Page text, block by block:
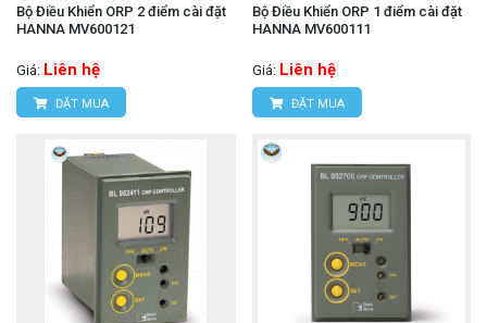
Bộ Điều Khiển ORP 2 điểm cài đặt
HANNA MV600121
Giá: Liên hệ
ĐẶT MUA
Bộ Điều Khiển ORP 1 điểm cài đặt
HANNA MV600111
Giá: Liên hệ
ĐẶT MUA